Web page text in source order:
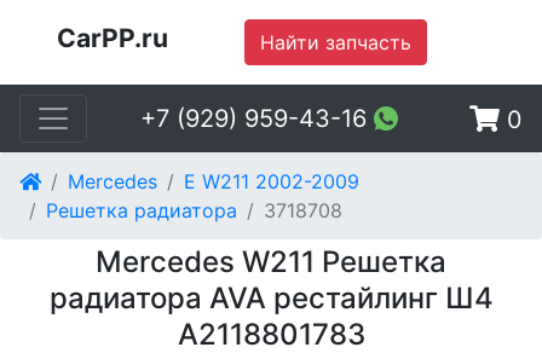
CarPP.ru Найти запчасть
+7 (929) 959-43-16 0
Mercedes
E W211 2002-2009
Решетка радиатора
3718708
Mercedes W211 Решетка
радиатора AVA рестайлинг Ш4
A2118801783